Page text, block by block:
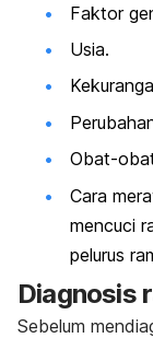
Faktor
Usia.
Obat-
Cara
mencuci
pelurus
Diagnosis
Sebelum